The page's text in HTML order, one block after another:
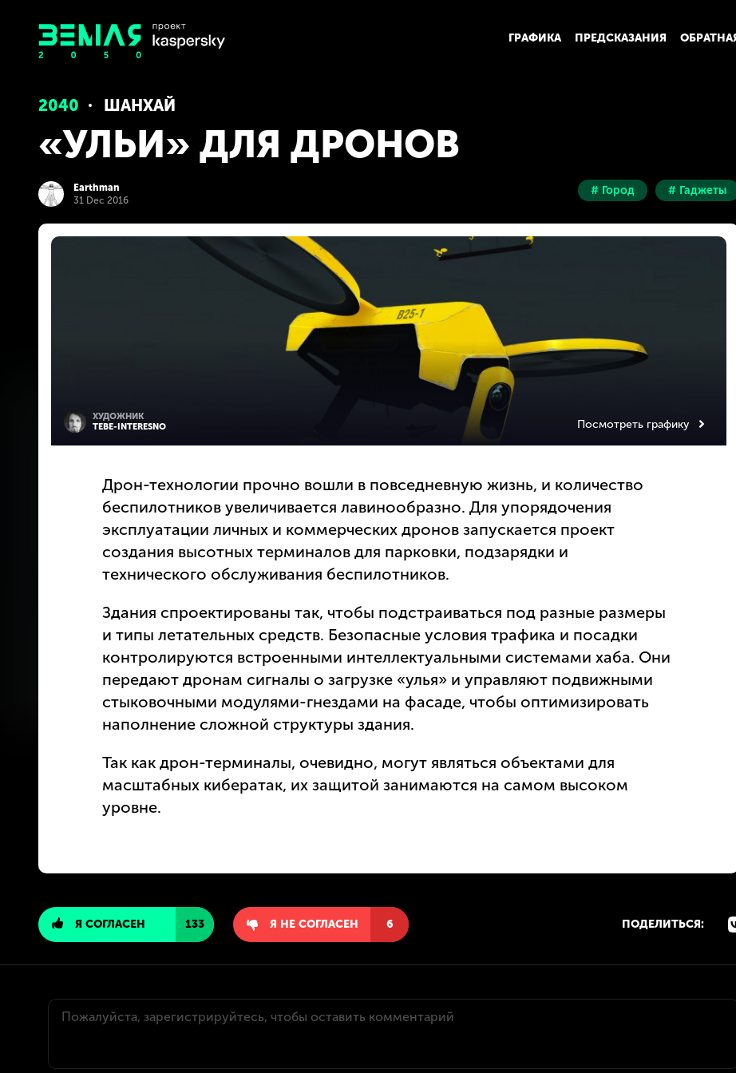
ГРАФИКА ПРЕДСКАЗАНИЯ
2040 ШАНХАЙ
«УЛЬИ» ДЛЯ ДРОНОВ
Earthman
31 Dec 2016
# Город # Гаджеты
ХУДОЖНИК
TEBE-INTERESNO
Посмотреть графику
Дрон-технологии прочно вошли в повседневную жизнь, и количество
беспилотников увеличивается лавинообразно. Для упорядочения
эксплуатации личных и коммерческих дронов запускается проект
создания высотных терминалов для парковки, подзарядки и
технического обслуживания беспилотников.
Здания спроектированы так, чтобы подстраиваться под разные размеры
и типы летательных средств. Безопасные условия трафика и посадки
контролируются встроенными интеллектуальными системами хаба. Они
передают дронам сигналы о загрузке «улья» и управляют подвижными
стыковочными модулями-гнездами на фасаде, чтобы оптимизировать
наполнение сложной структуры здания.
Так как дрон-терминалы, очевидно, могут являться объектами для
масштабных кибератак, их защитой занимаются на самом высоком
уровне.
Я СОГЛАСЕН 133 Я НЕ СОГЛАСЕН 6 ПОДЕЛИТЬСЯ: